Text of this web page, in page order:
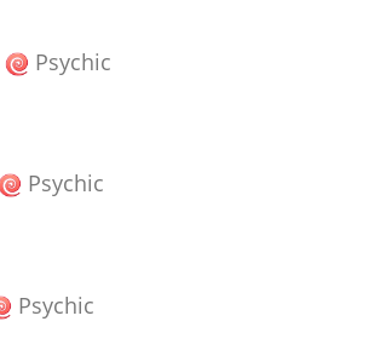
Psychic
Psychic
Psychic